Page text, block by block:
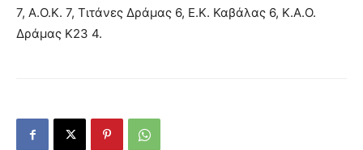
7, Α.Ο.Κ. 7, Τιτάνες Δράμας 6, Ε.Κ. Καβάλας 6, Κ.Α.Ο.
Δράμας Κ23 4.